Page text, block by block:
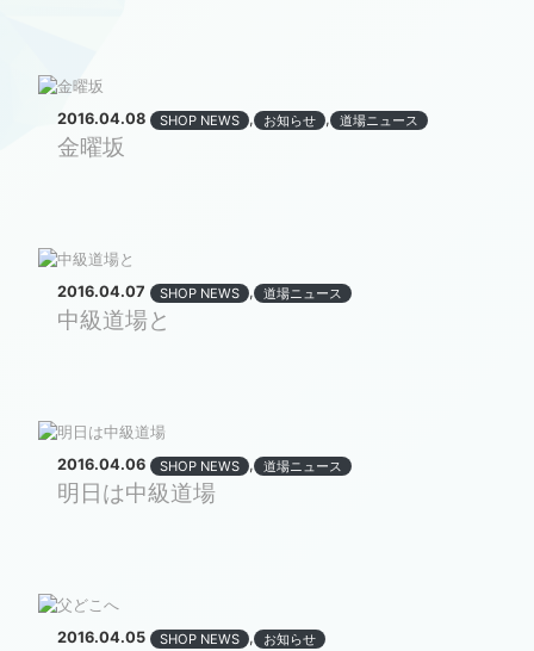
2016.04.08 SHOP NEWS , お知らせ , 道場ニュース
金曜坂
2016.04.07 SHOP NEWS , 道場ニュース
中級道場と
2016.04.06 SHOP NEWS , 道場ニュース
明日は中級道場
2016.04.05 SHOP NEWS , お知らせ